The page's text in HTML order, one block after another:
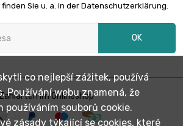
Sie u. a. in der Datenschutzerklärung.
OK
im Onlineshop
co nejlepší zážitek, používá
Používání webu znamená, že
používáním souborů cookie.
zásady týkající se cookies, které